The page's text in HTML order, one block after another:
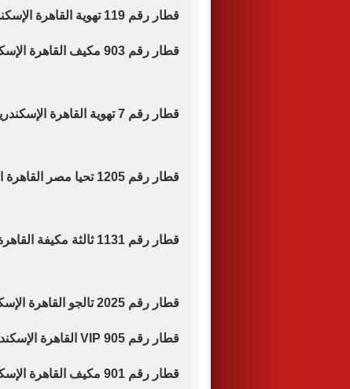
قطار رقم 119 تهوية القاهرة الإسكندرية موعد قيامه الساعة 5.00 صباحا.
قطار رقم 903 مكيف القاهرة الإسكندرية موعد قيامه الساعة 6.00 صباحا.
قطار رقم 7 تهوية القاهرة الإسكندرية موعد قيامه الساعة 6.20 صباحا.
قطار رقم 1205 تحيا مصر القاهرة الإسكندرية موعد قيامه الساعة 6.45 صباحا.
قطار رقم 1131 ثالثة مكيفة القاهرة الإسكندرية موعد قيامه الساعة 7.00 صباحا.
قطار رقم 2025 تالجو القاهرة الإسكندرية موعد قيامه الساعة 8.00صباحا.
قطار رقم 905 VIP القاهرة الإسكندرية مباشر موعد قيامه الساعة 9.00 صباحا.
قطار رقم 901 مكيف القاهرة الإسكندرية موعد قيامه الساعة 8.10 صباحا.